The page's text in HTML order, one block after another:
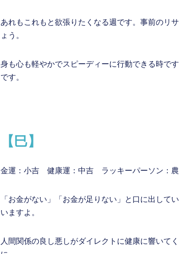
あれもこれもと欲張りたくなる週です。事前のリ
ょう。
身も心も軽やかでスピーディーに行動できる時で
です。
【巳】
金運：小吉 健康運：中吉 ラッキーパーソン：
「お金がない」「お金が足りない」と口に出して
いますよ。
人間関係の良し悪しがダイレクトに健康に響いて